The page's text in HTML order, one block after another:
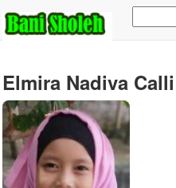
Elmira Nadiva Calli